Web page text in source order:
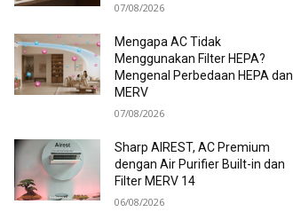
07/08/2026
Mengapa AC Tidak
Menggunakan Filter HEPA?
Mengenal Perbedaan HEPA dan
MERV
07/08/2026
Sharp AIREST, AC Premium
dengan Air Purifier Built-in dan
Filter MERV 14
06/08/2026